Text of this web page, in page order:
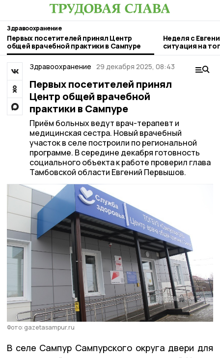
Здравоохранение
Первых посетителей принял Центр
общей врачебной практики в Сампуре
Неделя с
ситуация на
городе и
Здравоохранение 29 декабря 2025, 08:43
Первых посетителей принял
Центр общей врачебной
практики в Сампуре
Приём больных ведут врач-терапевт и
медицинская сестра. Новый врачебный
участок в селе построили по региональной
программе. В середине декабря готовность
социального объекта к работе проверил глава
Тамбовской области Евгений Первышов.
Фото: gazetasampur.ru
В селе Сампур Сампурского округа двери для